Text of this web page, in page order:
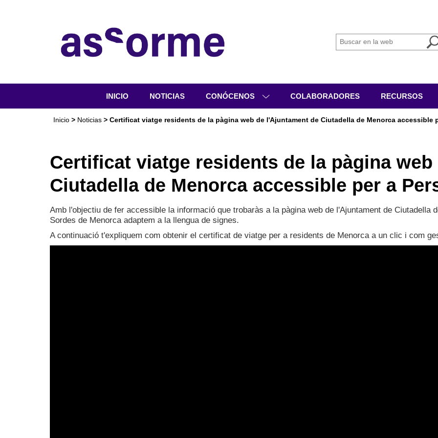
INICIO NOTICIAS CONÓCENOS
ACTIVIDADES
DOCUMENTACIÓN
COLABORADORES RECURSOS
Inicio> Noticias> Certificat viatge residents de la pàgina web de l'Ajuntament de Ciutadella de Menorca accessible
Certificat viatge residents de la pàgina
Ciutadella de Menorca accessible per a
Amb l'objectiu de fer accessible la informació que trobaràs a la pàgina web de l'Ajuntament de Ciutadella
Sordes de Menorca adaptem a la llengua de signes.
A continuació t'expliquem com obtenir el certificat de viatge per a residents de Menorca a un clic i com